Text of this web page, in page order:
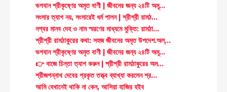
ভগবান শ্রীকৃষ্ণের অমৃত বাণী | জীবনের জন্য ২৪টি অমূ...
সংসার ত্যাগ নয়, সংসারেই ধর্ম পালন | শ্রীশ্রী রামঠ...
নশ্বর মানব দেহ ও নাম স্মরণের মাধ্যমে মুক্তি: রামঠা...
শ্রীশ্রী রামঠাকুরের কথা: সহজ জীবনের অমৃত উপদেশ.অল্...
ভগবান শ্রীকৃষ্ণের অমৃত বাণী | জীবনের জন্য ২৪টি অমূ...
👉 বাজে চিন্তা ত্যাগ করুন | শ্রীশ্রী রামঠাকুরের অম...
শ্রীজগন্নাথ দেবের প্রকৃত তত্ত্ব ব্যাখ্যা করলেন শ্র...
আমি যেখানেই থাকি না কেন, আসিয়া হাজির হইব